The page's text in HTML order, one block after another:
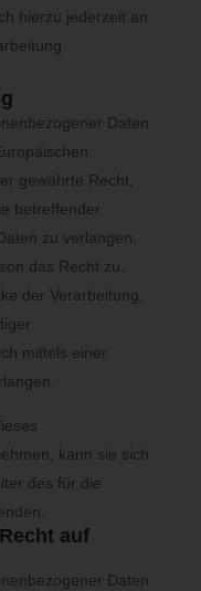
hierzu jederzeit an
Daten
gewährte Recht,
betreffender
zu verlangen.
das Recht zu,
der Verarbeitung,
mittels einer
kann sie sich
des für die
auf
Daten
sind, verlangen
einen Mitarbeiter des
Der Mitarbeiter
veranlassen.
Daten
Richtlinien- und
betreffenden
die betroffene Person
Format zu
Daten einem
durch den
Daten
die Verarbeitung
oder auf einem Vertrag
beruht und die
einer Aufgabe
oder in
dem